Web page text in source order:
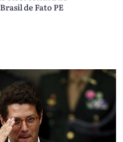
de Fato PE